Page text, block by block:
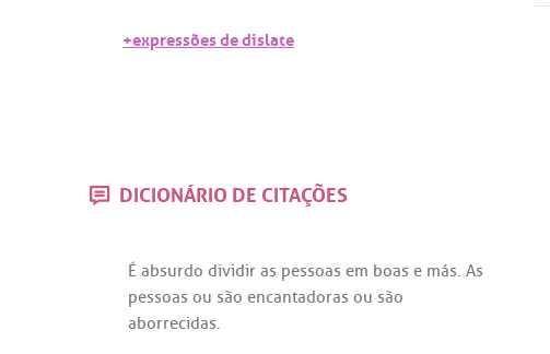
+expressões de dislate
DICIONÁRIO DE CITAÇÕES
É absurdo dividir as pessoas em boas e más. As
pessoas ou são encantadoras ou são
aborrecidas.